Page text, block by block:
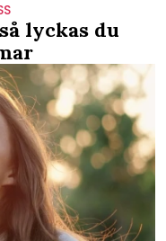
lyckas du